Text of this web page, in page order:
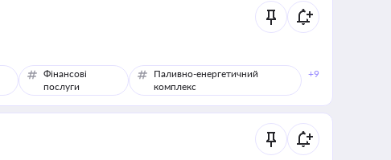
Фінансові
послуги
Паливно-енергетичний
комплекс
+9